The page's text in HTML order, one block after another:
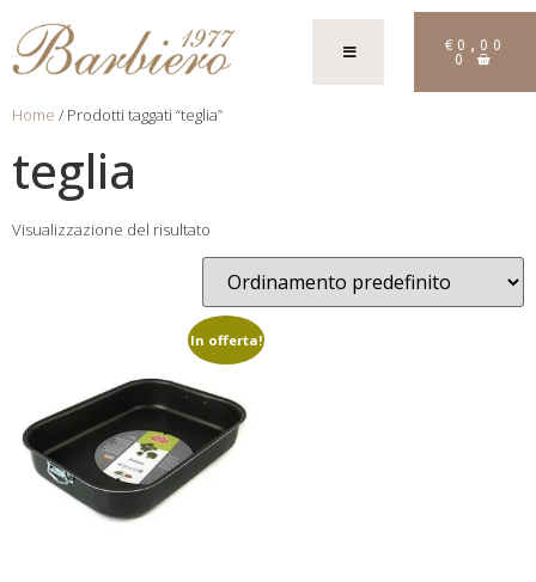
€ 0,00
0
Home / Prodotti taggati “teglia”
teglia
Visualizzazione del risultato
In offerta!